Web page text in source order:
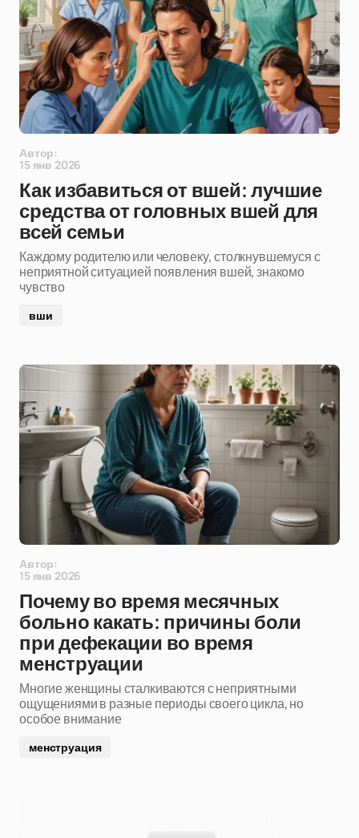
Автор:
15 янв 2026
Как избавиться от вшей: лучшие
средства от головных вшей для
всей семьи
Каждому родителю или человеку, столкнувшемуся с
неприятной ситуацией появления вшей, знакомо
чувство
вши
Автор:
15 янв 2026
Почему во время месячных
больно какать: причины боли
при дефекации во время
менструации
Многие женщины сталкиваются с неприятными
ощущениями в разные периоды своего цикла, но
особое внимание
менструация